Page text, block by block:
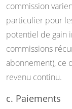
commission
particulier pour
potentiel de gain
commissions
abonnement), ce
revenu continu.
c. Paiements